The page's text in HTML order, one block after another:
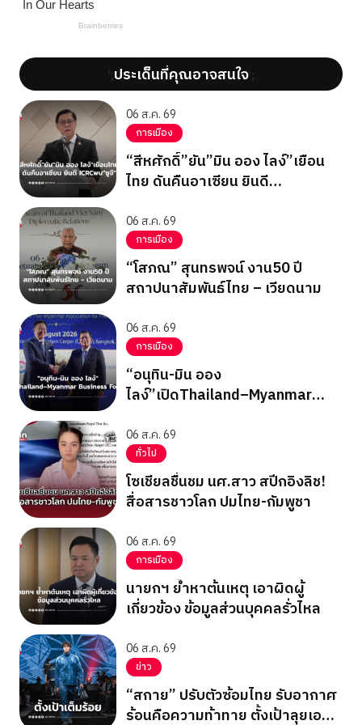
';ประเด็นที่คุณอาจสนใจ';
06 ส.ค. 69
การเมือง
“สีหศักดิ์”ยัน”มิน ออง ไลง์”เยือน
ไทย ดันคืนอาเซียน ยินดี
06 ส.ค. 69
การเมือง
“โสภณ” สุนทรพจน์ งาน50 ปี
สถาปนาสัมพันธ์ไทย – เวียดนาม
06 ส.ค. 69
การเมือง
“อนุทิน-มิน ออง
ไลง์”เปิดThailand–Myanmar
06 ส.ค. 69
ทั่วไป
โซเชียลชื่นชม นศ.สาว สปีกอิงลิช!
สื่อสารชาวโลก ปมไทย-กัมพูชา
06 ส.ค. 69
การเมือง
นายกฯ ย้ำหาต้นเหตุ เอาผิดผู้
เกี่ยวข้อง ข้อมูลส่วนบุคคลรั่วไหล
06 ส.ค. 69
ข่าว
“สกาย” ปรับตัวซ้อมไทย รับอากาศ
ร้อนคือความท้าทาย ตั้งเป้าลุยเอ